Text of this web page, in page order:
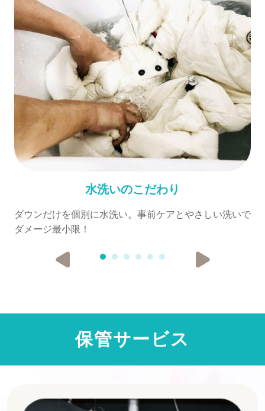
水洗いのこだわり
ダウンだけを個別に水洗い。事前ケアとやさしい洗いで
ダメージ最小限！
保管サービス